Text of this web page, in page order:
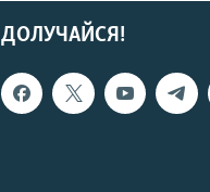
ДОЛУЧАЙСЯ!